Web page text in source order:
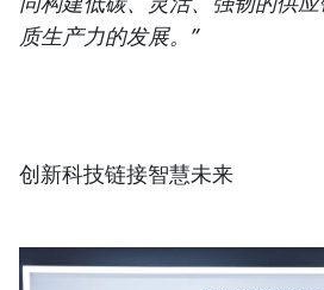
质生产力的发展。”
创新科技链接智慧未来